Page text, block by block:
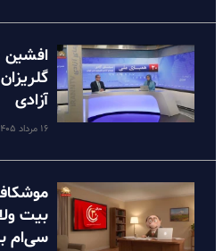
افشین
آزادی
۱۶ مرداد ۱۴۰۵
بیت
سی‌ام